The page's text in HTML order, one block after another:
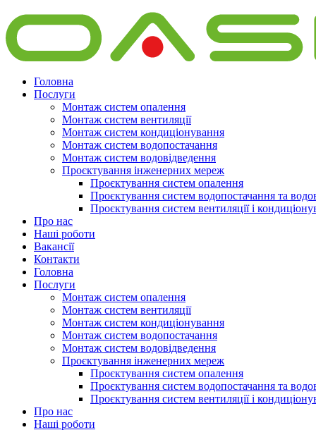
Головна
Послуги
Монтаж систем опалення
Монтаж систем вентиляції
Монтаж систем кондиціонування
Монтаж систем водопостачання
Монтаж систем водовідведення
Проєктування інженерних мереж
Проєктування систем опалення
Проєктування систем водопостачання та
Проєктування систем вентиляції і
Про нас
Наші роботи
Вакансії
Контакти
Головна
Послуги
Монтаж систем опалення
Монтаж систем вентиляції
Монтаж систем кондиціонування
Монтаж систем водопостачання
Монтаж систем водовідведення
Проєктування інженерних мереж
Проєктування систем опалення
Проєктування систем водопостачання та
Проєктування систем вентиляції і
Про нас
Наші роботи